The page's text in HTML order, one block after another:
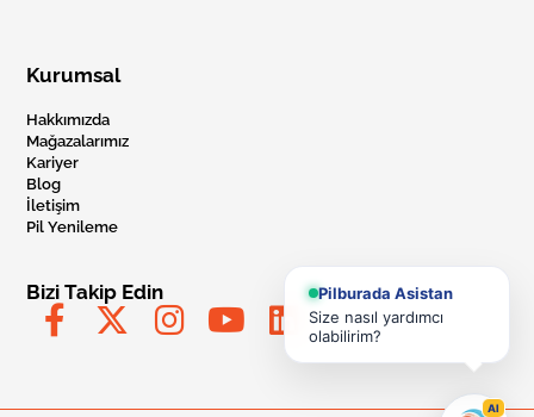
Kurumsal
Hakkımızda
Mağazalarımız
Kariyer
Blog
İletişim
Pil Yenileme
Bizi Takip Edin
Pilburada Asistan
Size nasıl yardımcı
olabilirim?
AI